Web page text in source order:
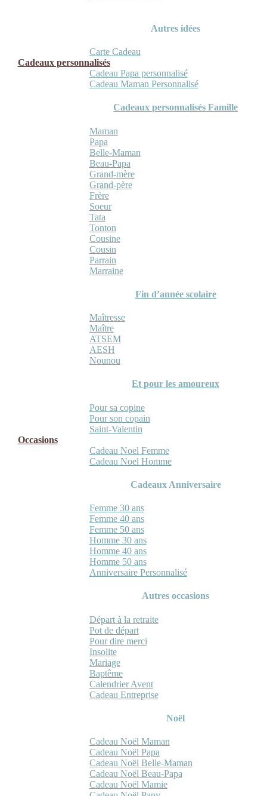
Autres idées
Carte Cadeau
Cadeaux personnalisés
Cadeau Papa personnalisé
Cadeau Maman Personnalisé
Cadeaux personnalisés Famille
Maman
Papa
Belle-Maman
Beau-Papa
Grand-mère
Grand-père
Frère
Soeur
Tata
Tonton
Cousine
Cousin
Parrain
Marraine
Fin d’année scolaire
Maîtresse
Maître
ATSEM
AESH
Nounou
Et pour les amoureux
Pour sa copine
Pour son copain
Saint-Valentin
Occasions
Cadeau Noel Femme
Cadeau Noel Homme
Cadeaux Anniversaire
Femme 30 ans
Femme 40 ans
Femme 50 ans
Homme 30 ans
Homme 40 ans
Homme 50 ans
Anniversaire Personnalisé
Autres occasions
Départ à la retraite
Pot de départ
Pour dire merci
Insolite
Mariage
Baptême
Calendrier Avent
Cadeau Entreprise
Noël
Cadeau Noël Maman
Cadeau Noël Papa
Cadeau Noël Belle-Maman
Cadeau Noël Beau-Papa
Cadeau Noël Mamie